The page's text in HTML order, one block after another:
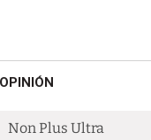
OPINIÓN
Non Plus Ultra